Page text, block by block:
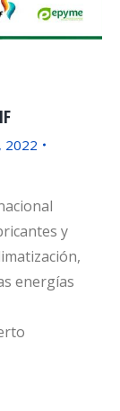
2022
y
energías